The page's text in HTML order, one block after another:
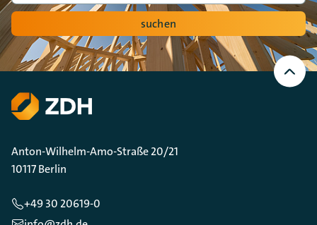
suchen
Nach
oben
Scrollen
Anton-Wilhelm-Amo-Straße 20/21
10117 Berlin
+49 30 20619-0